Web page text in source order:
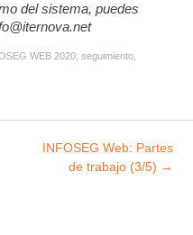
del sistema, puedes
WEB 2020 seguimiento
INFOSEG Web: Partes
de trabajo (3/5) →